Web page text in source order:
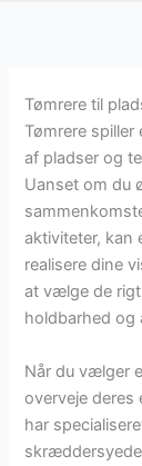
Tømrere til
Tømrere
af pladser og
Uanset om du
aktiviteter, kan
realisere dine
at vælge de
holdbarhed
Når du vælger
overveje deres
har